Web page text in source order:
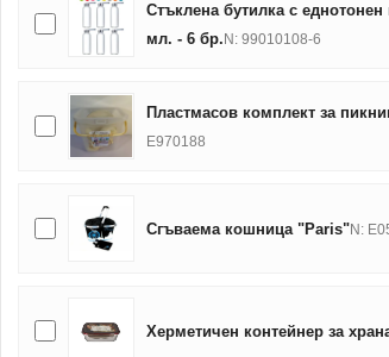
Стъклена бутилка с
мл. - 6 бр. N: 99010108-6
Пластмасов комплект за
E970188
Сгъваема кошница "Paris"N:
Херметичен контейнер за